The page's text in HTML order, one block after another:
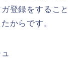
登録をすること
からです。